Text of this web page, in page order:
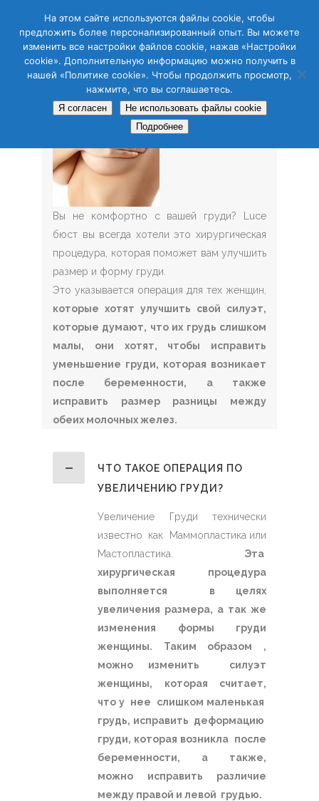
CAS ENG
Вы не комфортно с вашей груди? Luce
бюст вы всегда хотели это хирургическая
процедура, которая поможет вам улучшить
размер и форму груди.
Это указывается операция для тех женщин,
которые хотят улучшить свой силуэт,
которые думают, что их грудь слишком
малы, они хотят, чтобы исправить
уменьшение груди, которая возникает
после беременности, а также
исправить размер разницы между
обеих молочных желез.
ЧТО ТАКОЕ ОПЕРАЦИЯ ПО
УВЕЛИЧЕНИЮ ГРУДИ?
Увеличение Груди технически
известно как Маммопластика или
Мастопластика.
Эта
хирургическая процедура
выполняется в целях
увеличения размера, а так же
изменения формы груди
женщины. Таким образом ,
можно изменить силуэт
женщины, которая считает,
что у нее слишком маленькая
грудь, исправить деформацию
груди, которая возникла после
беременности, а также,
можно исправить различие
между правой и левой грудью.
На этом сайте используются файлы cookie, чтобы
предложить более персонализированный опыт. Вы можете
изменить все настройки файлов cookie, нажав «Настройки
cookie». Дополнительную информацию можно получить в
нашей «Политике cookie». Чтобы продолжить просмотр,
нажмите, что вы соглашаетесь.
Я согласен
Не использовать файлы cookie
Подробнее